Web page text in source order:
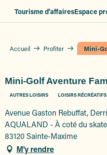
Tourisme d'affairesEspace
Accueil Profiter Mini-
Mini-Golf Aventure
AUTRES LOISIRS LOISIRS RÉCRÉATIFS
Avenue Gaston Rebuffat,
AQUALAND - À coté du
83120 Sainte-Maxime
M'y rendre